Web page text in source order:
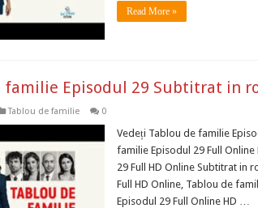
Read More »
familie Episodul 29 Subtitrat in
Tablou de familie 0
Vedeți Tablou de familie
familie Episodul 29 Full Online
29 Full HD Online Subtitrat in
Full HD Online, Tablou de
Episodul 29 Full Online HD …